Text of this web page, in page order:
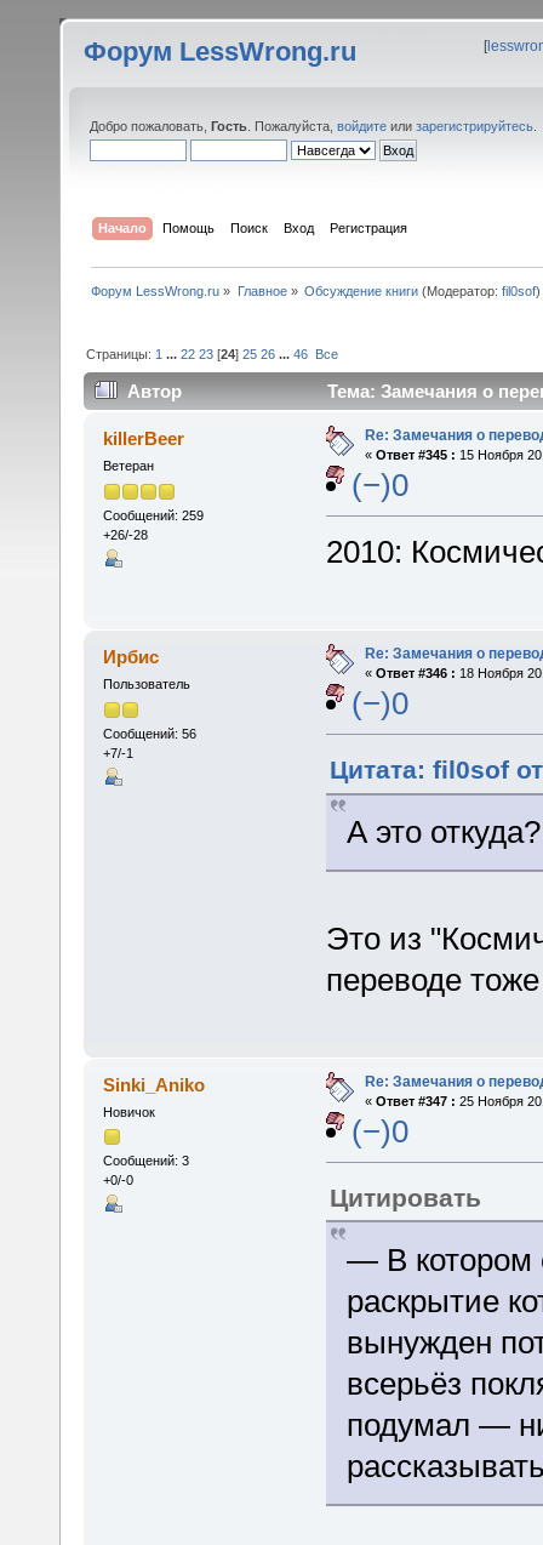
Форум LessWrong.ru [
Добро пожаловать, Гость . Пожалуйста, войдите или зарегистрируйтесь
Начало Помощь Поиск Вход Регистрация
Форум LessWrong.ru » Главное» Обсуждение книги(Модератор: fil0sof)
Страницы: 1 ...22 23 [24]25 26 ...46 Все
Автор Тема: Замечания о
killerBeer
Ветеран
Сообщений: 259
+26/-28
Re: Замечания о
« Ответ #345 : 15 Ноября
(−)0
2010:
Ирбис
Пользователь
Сообщений: 56
+7/-1
Re: Замечания о
« Ответ #346 : 18 Ноября
(−)0
Цитата: fil0sof
А это
Это из
переводе
Sinki_Aniko
Новичок
Сообщений: 3
+0/-0
Re: Замечания о
« Ответ #347 : 25 Ноября
(−)0
Цитировать
— В котором
раскрытие
вынужден
всерьёз
подумал —